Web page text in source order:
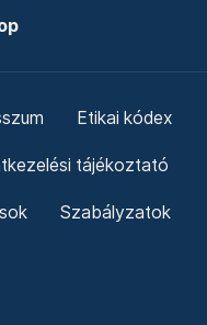
Etikai kódex
tájékoztató
Szabályzatok